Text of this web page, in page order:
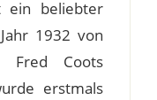
ein beliebter
1932 von
Fred Coots
erstmals